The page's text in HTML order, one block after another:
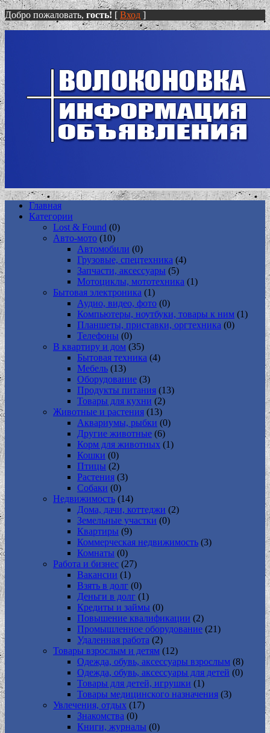
Добро пожаловать, гость! [ Вход ]
Главная
Категории
Lost & Found (0)
Авто-мото (10)
Автомобили (0)
Грузовые, спецтехника (4)
Запчасти, аксессуары (5)
Мотоциклы, мототехника (1)
Бытовая электроника (1)
Аудио, видео, фото (0)
Компьютеры, ноутбуки, товары к ним (1)
Планшеты, приставки, оргтехника (0)
Телефоны (0)
В квартиру и дом (35)
Бытовая техника (4)
Мебель (13)
Оборудование (3)
Продукты питания (13)
Товары для кухни (2)
Животные и растения (13)
Аквариумы, рыбки (0)
Другие животные (6)
Корм для животных (1)
Кошки (0)
Птицы (2)
Растения (3)
Собаки (0)
Недвижимость (14)
Дома, дачи, коттеджи (2)
Земельные участки (0)
Квартиры (9)
Коммерческая недвижимость (3)
Комнаты (0)
Работа и бизнес (27)
Вакансии (1)
Взять в долг (0)
Деньги в долг (1)
Кредиты и займы (0)
Повышение квалификации (2)
Промышленное оборудование (21)
Удаленная работа (2)
Товары взрослым и детям (12)
Одежда, обувь, аксессуары взрослым (8)
Одежда, обувь, аксессуары для детей (0)
Товары для детей, игрушки (1)
Товары медицинского назначения (3)
Увлечения, отдых (17)
Знакомства (0)
Книги, журналы (0)